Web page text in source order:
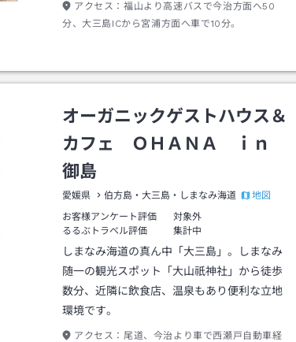
アクセス： 福山より高速バスで今治方面へ50
分、大三島ICから宮浦方面へ車で10分。
オーガニックゲストハウス＆
カフェ ＯＨＡＮＡ ｉｎ
御島
愛媛県 伯方島・大三島・しまなみ海道
地図
お客様アンケート評価
対象外
るるぶトラベル評価
集計中
しまなみ海道の真ん中「大三島」。しまなみ
随一の観光スポット「大山祇神社」から徒歩
数分、近隣に飲食店、温泉もあり便利な立地
環境です。
アクセス： 尾道、今治より車で西瀬戸自動車経